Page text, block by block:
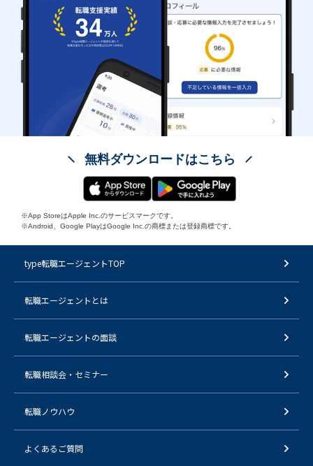
無料ダウンロードはこちら
※App StoreはApple Inc.のサービスマークです。
※Android、Google PlayはGoogle Inc.の商標または登録商標です。
type転職エージェントTOP
転職エージェントとは
転職エージェントの面談
転職相談会・セミナー
転職ノウハウ
よくあるご質問